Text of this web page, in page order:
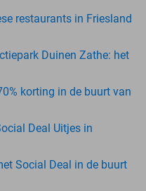
restaurants in Friesland
Duinen Zathe: het
korting in de buurt van
Deal Uitjes in
Social Deal in de buurt